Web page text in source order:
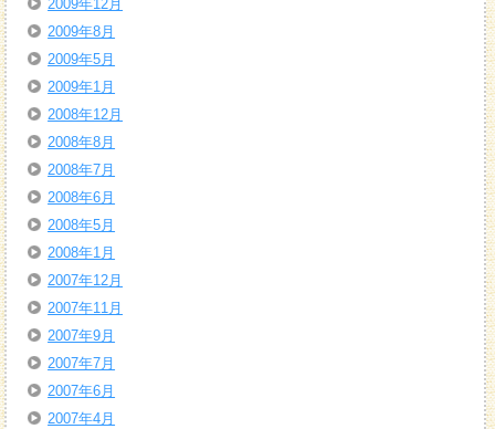
2009年12月
2009年8月
2009年5月
2009年1月
2008年12月
2008年8月
2008年7月
2008年6月
2008年5月
2008年1月
2007年12月
2007年11月
2007年9月
2007年7月
2007年6月
2007年4月